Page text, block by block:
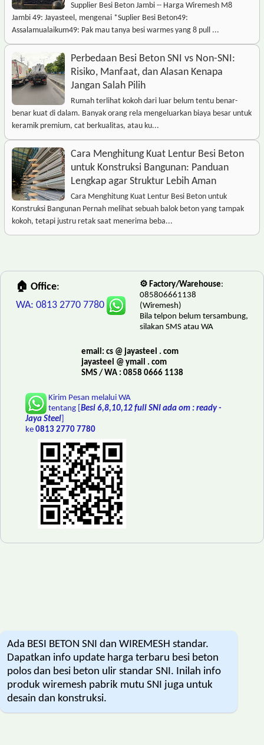
Supplier Besi Beton Jambi -- Harga Wiremesh M8
Jambi 49: Jayasteel, mengenai *Suplier Besi Beton49:
Assalamualaikum49: Pak mau tanya besi warmes yang 8 pull ...
Perbedaan Besi Beton SNI vs Non-SNI:
Risiko, Manfaat, dan Alasan Kenapa
Jangan Salah Pilih
Rumah terlihat kokoh dari luar belum tentu benar-
benar kuat di dalam. Banyak orang rela mengeluarkan biaya besar untuk
keramik premium, cat berkualitas, atau ku...
Cara Menghitung Kuat Lentur Besi Beton
untuk Konstruksi Bangunan: Panduan
Lengkap agar Struktur Lebih Aman
Cara Menghitung Kuat Lentur Besi Beton untuk
Konstruksi Bangunan Pernah melihat sebuah balok beton yang tampak
kokoh, tetapi justru retak saat menerima beba...
🏠 Office:
WA: 0813 2770 7780
⚙️ Factory/Warehouse:
085806661138
(Wiremesh)
Bila telpon belum tersambung,
silakan SMS atau WA
email: cs @ jayasteel . com
jayasteel @ ymail . com
SMS / WA : 0858 0666 1138
Kirim Pesan melalui WA
tentang [ Besi 6,8,10,12 full SNI ada om : ready -
Jaya Steel]
ke 0813 2770 7780
Ada BESI BETON SNI dan WIREMESH standar.
Dapatkan info update harga terbaru besi beton
polos dan besi beton ulir standar SNI. Inilah info
produk wiremesh pabrik mutu SNI juga untuk
desain dan konstruksi.